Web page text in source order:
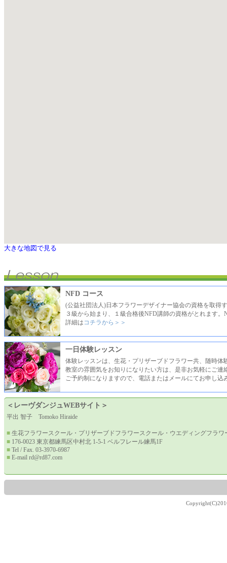
大きな地図で見る
NFD コース
(公益社団法人)日本フラワーデザイナー協会の資格を取得
３級から始まり、１級合格後NFD講師の資格がとれます。
詳細は コチラから＞＞
一日体験レッスン
体験レッスンは、生花・プリザーブドフラワー共、随時体
教室の雰囲気をお知りになりたい方は、是非お気軽にご連
ご予約制になりますので、電話またはメールにてお申し込
＜レーヴダンジュWEBサイト＞
平出 智子 Tomoko Hiraide
■ 生花フラワースクール・プリザーブドフラワースクール・ウエディングフラワ
■ 176-0023 東京都練馬区中村北 1-5-1 ベルフレール練馬1F
■ Tel / Fax. 03-3970-6987
■ E-mail rd@rd87.com